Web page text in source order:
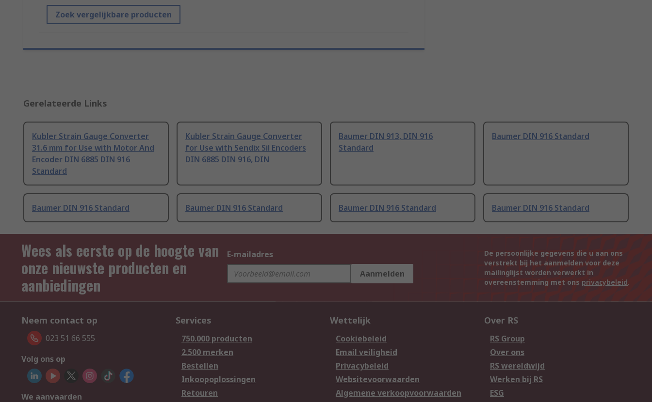
Zoek vergelijkbare producten
Gerelateerde Links
Kubler Strain Gauge Converter
31.6 mm for Use with Motor And
Encoder DIN 6885 DIN 916
Standard
Kubler Strain Gauge Converter
for Use with Sendix Sil Encoders
DIN 6885 DIN 916, DIN
Baumer DIN 913, DIN 916
Standard
Baumer DIN 916 Standard
Baumer DIN 916 Standard Baumer DIN 916 Standard Baumer DIN 916 Standard Baumer DIN 916 Standard
Wees als eerste op de hoogte van
onze nieuwste producten en
aanbiedingen
E-mailadres
Aanmelden
De persoonlijke gegevens die u aan ons
verstrekt bij het aanmelden voor deze
mailinglijst worden verwerkt in
overeenstemming met ons privacybeleid.
Neem contact op
023 51 66 555
Volg ons op
We aanvaarden
Services
750.000 producten
2.500 merken
Bestellen
Inkoopoplossingen
Retouren
Wettelijk
Cookiebeleid
Email veiligheid
Privacybeleid
Websitevoorwaarden
Algemene verkoopvoorwaarden
Over RS
RS Group
Over ons
RS wereldwijd
Werken bij RS
ESG